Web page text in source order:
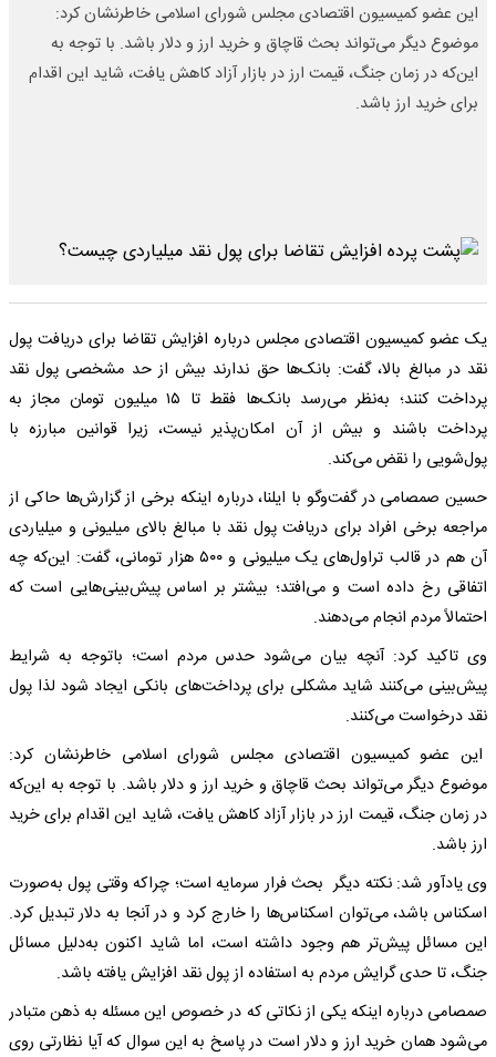
این عضو کمیسیون اقتصادی مجلس شورای اسلامی خاطرنشان کرد:
موضوع دیگر می‌تواند بحث قاچاق و خرید ارز و دلار باشد. با توجه به
این‌که در زمان جنگ، قیمت ارز در بازار آزاد کاهش یافت، شاید این اقدام
برای خرید ارز باشد.
یک عضو کمیسیون اقتصادی مجلس درباره افزایش تقاضا برای دریافت پول
نقد در مبالغ بالا، گفت: بانک‌ها حق ندارند بیش از حد مشخصی پول نقد
پرداخت کنند؛ به‌نظر می‌رسد بانک‌ها فقط تا ۱۵ میلیون تومان مجاز به
پرداخت باشند و بیش از آن امکان‌پذیر نیست، زیرا قوانین مبارزه با
پول‌شویی را نقض می‌کند.
حسین صمصامی در گفت‌وگو با ایلنا، درباره اینکه برخی از گزارش‌ها حاکی از
مراجعه برخی افراد برای دریافت پول نقد با مبالغ بالای میلیونی و میلیاردی
آن هم در قالب تراول‌های یک میلیونی و ۵۰۰ هزار تومانی، گفت: این‌‌که چه
اتفاقی رخ داده است و می‌افتد؛ بیشتر بر اساس پیش‌بینی‌هایی است که
احتمالاً مردم انجام می‌دهند.
وی تاکید کرد: آنچه بیان می‌شود حدس مردم است؛ باتوجه به شرایط
پیش‌بینی می‌کنند شاید مشکلی برای پرداخت‌های بانکی ایجاد شود لذا پول
نقد درخواست می‌کنند.
این عضو کمیسیون اقتصادی مجلس شورای اسلامی خاطرنشان کرد:
موضوع دیگر می‌تواند بحث قاچاق و خرید ارز و دلار باشد. با توجه به این‌که
در زمان جنگ، قیمت ارز در بازار آزاد کاهش یافت، شاید این اقدام برای خرید
ارز باشد.
وی یادآور شد: نکته دیگر بحث فرار سرمایه است؛ چراکه وقتی پول به‌صورت
اسکناس باشد، می‌توان اسکناس‌ها را خارج کرد و در آنجا به دلار تبدیل کرد.
این مسائل پیش‌تر هم وجود داشته است، اما شاید اکنون به‌دلیل مسائل
جنگ، تا حدی گرایش مردم به استفاده از پول نقد افزایش یافته باشد.
صمصامی درباره اینکه یکی از نکاتی که در خصوص این مسئله به ذهن متبادر
می‌شود همان خرید ارز و دلار است در پاسخ به این سوال که آیا نظارتی روی